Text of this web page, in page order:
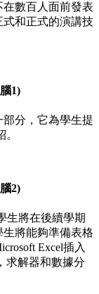
數百人面前發表
和正式的演講技
1)
分，它為學生提
2)
生將在後續學期
將能夠準備表格
Excel插入
求解器和數據分